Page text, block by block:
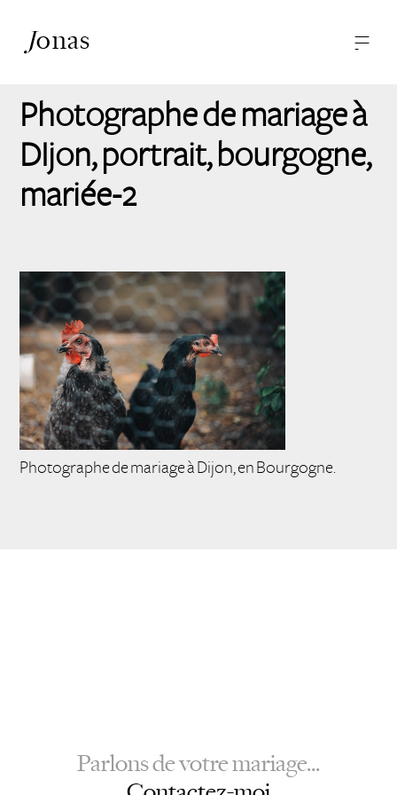
Jonas —
—
-
A propos
Contact
Photographe de mariage à
DIjon, portrait, bourgogne,
mariée-2
Photographe de mariage à Dijon, en Bourgogne.
Parlons de votre mariage...